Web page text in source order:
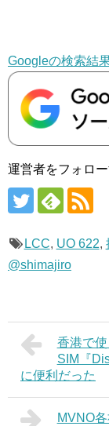
Googleの検索結
運営者をフォロ
LCC, UO 622,
@shimajiro
香港で
SIM『
に便利だった
MVNO